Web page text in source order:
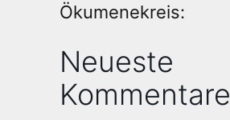
Ökumenekreis:
Neueste
Kommentare